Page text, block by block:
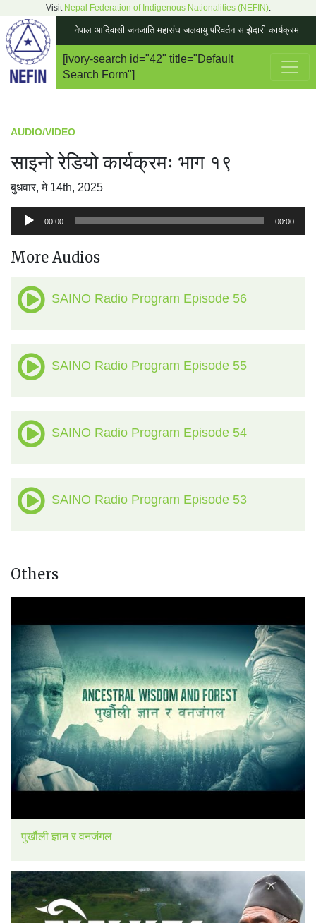
Visit Nepal Federation of Indigenous Nationalities (NEFIN).
नेपाल आदिवासी जनजाति महासंघ जलवायु परिवर्तन साझेदारी कार्यक्रम
Main Navigation
[ivory-search id="42" title="Default
Search Form"]
AUDIO/VIDEO
साइनो रेडियो कार्यक्रमः भाग १९
बुधवार, मे 14th, 2025
अडियो
प्लेयर
00:00 00:00
More Audios
SAINO Radio Program Episode 56
SAINO Radio Program Episode 55
SAINO Radio Program Episode 54
SAINO Radio Program Episode 53
Others
पुर्खौली ज्ञान र वनजंगल